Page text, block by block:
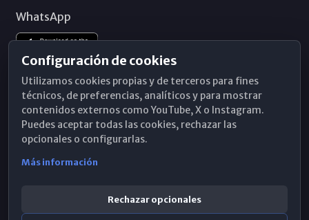
WhatsApp
Configuración de cookies
Utilizamos cookies propias y de terceros para fines
técnicos, de preferencias, analíticos y para mostrar
contenidos externos como YouTube, X o Instagram.
Puedes aceptar todas las cookies, rechazar las
opcionales o configurarlas.
Más información
Rechazar opcionales